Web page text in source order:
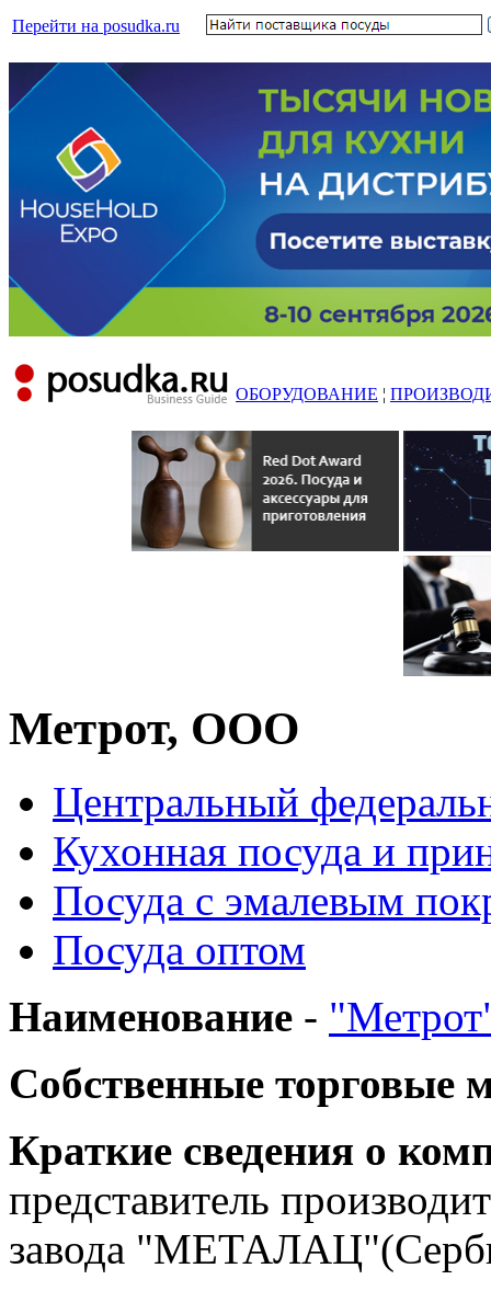
Перейти на posudka.ru
ОБОРУДОВАНИЕ ¦
Метрот, ООО
Центральный
Кухонная посуда и
Посуда с эмалевым
Посуда оптом
Наименование -
Собственные торговые
Краткие сведения о
представитель
завода